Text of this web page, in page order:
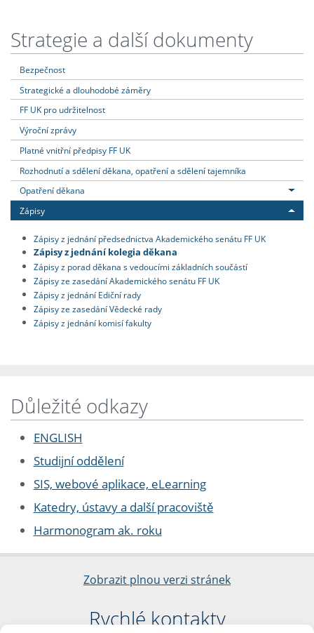
Strategie a další dokumenty
Bezpečnost
Strategické a dlouhodobé záměry
FF UK pro udržitelnost
Výroční zprávy
Platné vnitřní předpisy FF UK
Rozhodnutí a sdělení děkana, opatření a sdělení tajemníka
Opatření děkana
Zápisy
Zápisy z jednání předsednictva Akademického senátu FF UK
Zápisy z jednání kolegia děkana
Zápisy z porad děkana s vedoucími základních součástí
Zápisy ze zasedání Akademického senátu FF UK
Zápisy z jednání Ediční rady
Zápisy ze zasedání Vědecké rady
Zápisy z jednání komisí fakulty
Důležité odkazy
ENGLISH
Studijní oddělení
SIS, webové aplikace, eLearning
Katedry, ústavy a další pracoviště
Harmonogram ak. roku
Zobrazit plnou verzi stránek
Rychlé kontakty